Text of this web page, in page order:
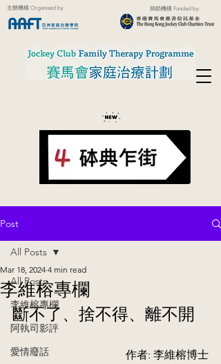
主辦機構 Organised by: 捐助機構 Funded by:
Post
All Posts
李維榕專欄
阿執司影評
愛情廢話
All Posts
李維榕專欄
Mar 18, 2024 4 min read
斷不了、捨不得、離不開
作者: 李維榕博士